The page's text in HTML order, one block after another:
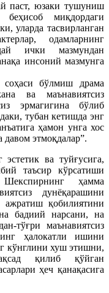
паст, юзаки тушуниш
беҳисоб миқдордаги
уларда тасвирланган
одамларнинг
ички мазмундан
инсоний мазмунга
бўлмиш драма
ва маънавиятсиз
эрмагигина бўлиб
тубан кетишда энг
ҳамон унга хос
этмоқдалар”.
ва туйғусига,
таъсир кўрсатиши
ҳамма
дунёқарашини
қобилиятини
бадиий нарсани, на
тўғри маънавиятсиз
ҳалокатли ишини
кўнглини хуш этишни,
қилиб қўйган
ҳеч қанақасига